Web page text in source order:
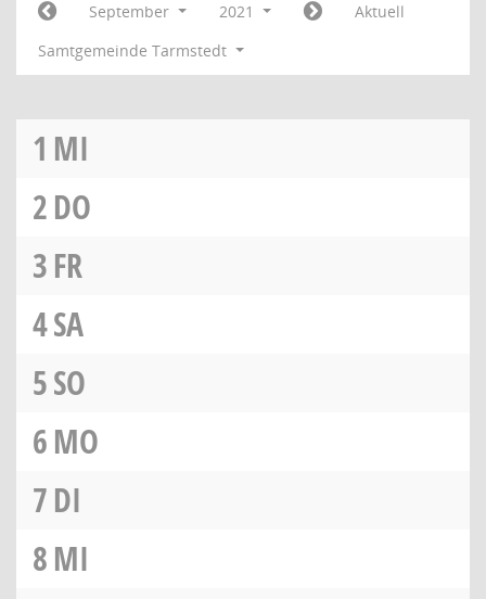
September 2021
Aktuell
Samtgemeinde Tarmstedt
1 MI
2DO
3FR
4SA
5SO
6MO
7DI
8MI